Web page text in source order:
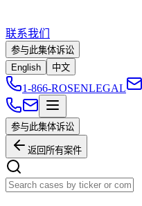
联系我们
参与此集体诉讼
English
中文
1-866-ROSENLEGAL
参与此集体诉讼
返回所有案件